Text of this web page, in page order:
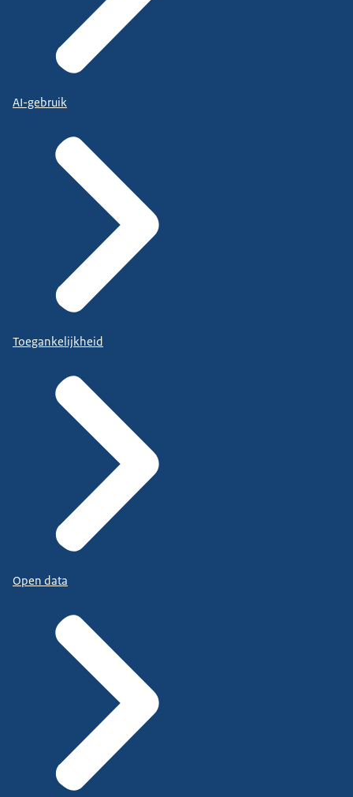
AI-gebruik
Toegankelijkheid
Open data